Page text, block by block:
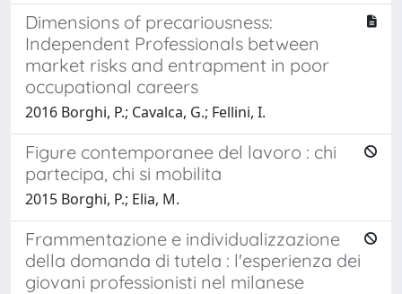
Dimensions of precariousness:
Independent Professionals between
market risks and entrapment in poor
occupational careers
2016 Borghi, P.; Cavalca, G.; Fellini, I.
Figure contemporanee del lavoro : chi
partecipa, chi si mobilita
2015 Borghi, P.; Elia, M.
Frammentazione e individualizzazione
della domanda di tutela : l'esperienza dei
giovani professionisti nel milanese